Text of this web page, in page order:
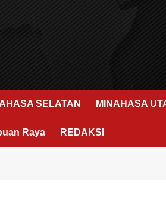
SELATAN MINAHASA
Raya REDAKSI